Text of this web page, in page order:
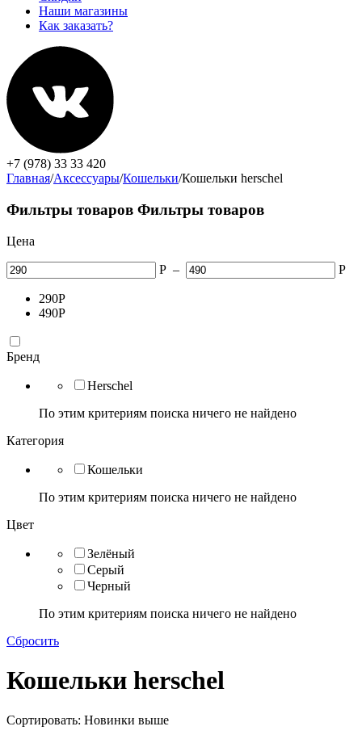
Наши магазины
Как заказать?
+7 (978) 33 33 420
Главная/Аксессуары/Кошельки/Кошельки herschel
Фильтры товаров Фильтры товаров
Цена
Р – Р
290Р
490Р
Бренд
Hersсhel
По этим критериям поиска ничего не найдено
Категория
Кошельки
По этим критериям поиска ничего не найдено
Цвет
Зелёный
Серый
Черный
По этим критериям поиска ничего не найдено
Сбросить
Кошельки herschel
Сортировать: Новинки выше